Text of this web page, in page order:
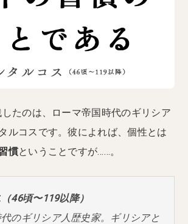
たのは、ローマ帝国時代のギリシア
ルコスです。彼によれば、個性とは
慣ということですが……。
46頃〜119以降）
のギリシア人歴史家。ギリシアと